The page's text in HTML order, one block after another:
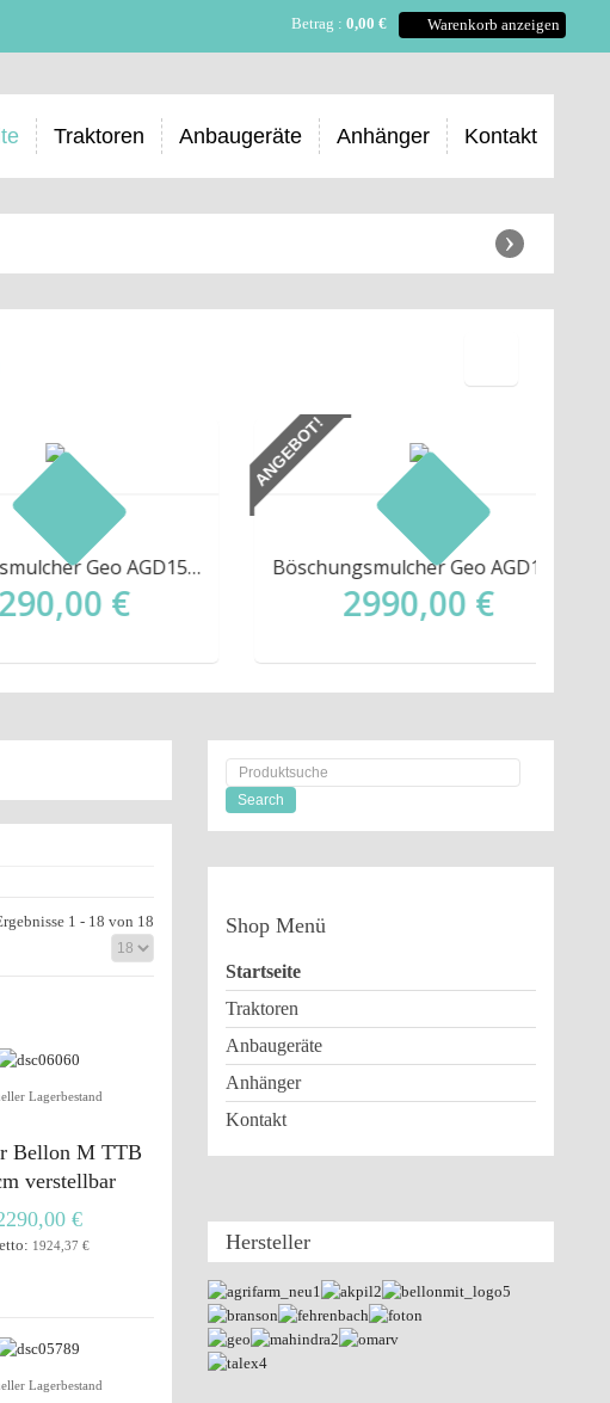
Betrag : 0,00 € Warenkorb anzeigen
Traktoren Anbaugeräte Anhänger Kontakt
›
Böschungsmulcher Geo AGD155 155cm Mulcher Seitenmulcher Mäher NEU
€
ANGEBOT!
Böschungsmulcher Geo AGD175 175cm Mulcher Seitenmulcher Mäher NEU
2990,00 €
1 - 18 von 18
Lagerbestand
Bellon M TTB
verstellbar
€
1924,37 €
Lagerbestand
Shop Menü
Startseite
Traktoren
Anbaugeräte
Anhänger
Kontakt
Hersteller